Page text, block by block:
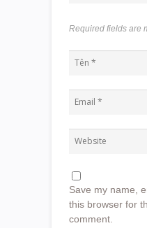
Required fields are
Save my name,
this browser for
comment.